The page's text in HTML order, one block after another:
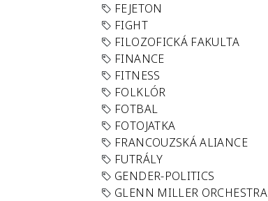
FEJETON
FIGHT
FILOZOFICKÁ FAKULTA
FINANCE
FITNESS
FOLKLÓR
FOTBAL
FOTOJATKA
FRANCOUZSKÁ ALIANCE
FUTRÁLY
GENDER-POLITICS
GLENN MILLER ORCHESTRA